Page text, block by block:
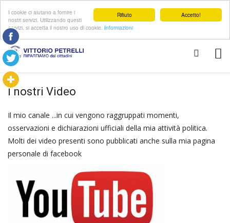
Accetto!
Rifiuto
I cookie ci aiutano a fornire i
nostri servizi. Utilizzando questi
servizi, si accetta il nostro uso di cookie. Informazioni
I nostri Video
Il mio canale ...in cui vengono raggruppati momenti,
osservazioni e dichiarazioni ufficiali della mia attività politica.
Molti dei video presenti sono pubblicati anche sulla mia pagina
personale di facebook